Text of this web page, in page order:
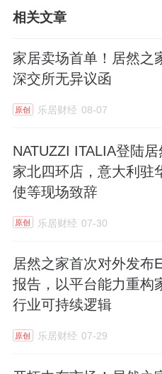
里河店核心位置，是惠
杆门店。重装升级后的
新的智能卫浴产品矩阵
场景化体验与数字化交
根据不同家庭结构和生
景卫浴空间方案，让消
浴专家”带来的舒适与便
居然之家副总裁王鹏
佳（右）
相关文章
家居卖场首单！居然之
深交所无异议函
原创 乐居财经 08-07
NATUZZI ITALIA登陆居然之
家北四环店，意大利驻
使等现场致辞
原创 乐居财经 07-30
居然之家首次对外发布
报告，以平台能力重构
行业可持续逻辑
原创 乐居财经 07-29